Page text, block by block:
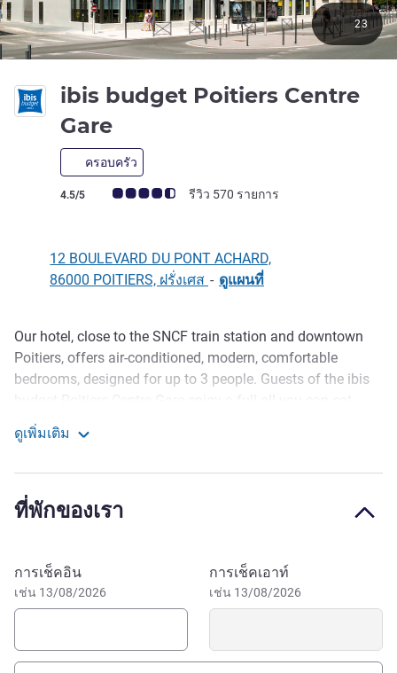
ibis budget Poitiers Centre
Gare
ครอบครัว
คะแนนความคิดเห็นจากแขก (เรทติ้งบน ALL)
4.5/5 รีวิว 570 รายการ
23
12 BOULEVARD DU PONT ACHARD,
86000 POITIERS, ฝรั่งเศส - ดูแผนที่
รายละเอียด
Our hotel, close to the SNCF train station and downtown
Poitiers, offers air-conditioned, modern, comfortable
bedrooms, designed for up to 3 people. Guests of the ibis
breakfast, as well as free unlimited WiFi throughout the
hotel. There are several restaurants nearby if you are
Capital of Poitou-Charentes, Poitiers charms visitors with
its heritage. Visit the church of Notre-Dame-la-Grande or
exceptional places. Thrill seekers will of course visit
Futuroscope, one of the best amusement parks in France, a
10-minute drive from the hotel. Unforgettable
ดูเพิ่มเติม
ที่พักของเรา
จองโรงแรมนี้
การเช็คอิน
เช่น 13/08/2026
การเช็คเอาท์
เช่น 13/08/2026